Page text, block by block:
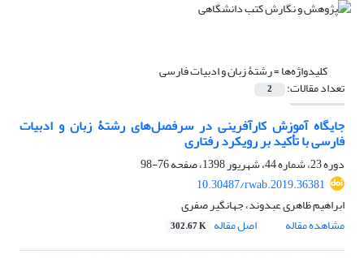
کلیدواژه‌ها =رشتۀ زبان و ادبیات فارسی
تعداد مقالات: 2
جایگاه آموزش کارآفرینی در سرفصل‌‌های رشتۀ زبان و ادبیات
فارسی با تأکید بر رویکرد رفتاری
دوره 23، شماره 44، شهریور 1398، صفحه
76-98
10.30487/rwab.2019.36381
ابراهیم ظاهری عبدوند، جهانگیر صفری
مشاهده مقاله
اصل مقاله 302.67 K